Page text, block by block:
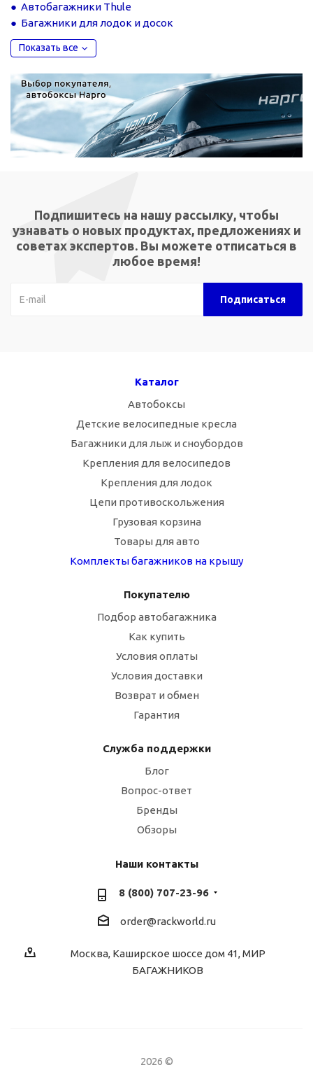
Автобагажники Thule
Багажники для лодок и досок
Показать все
Подпишитесь на нашу рассылку, чтобы
узнавать о новых продуктах, предложениях и
советах экспертов. Вы можете отписаться в
любое время!
Каталог
Автобоксы
Детские велосипедные кресла
Багажники для лыж и сноубордов
Крепления для велосипедов
Крепления для лодок
Цепи противоскольжения
Грузовая корзина
Товары для авто
Комплекты багажников на крышу
Покупателю
Подбор автобагажника
Как купить
Условия оплаты
Условия доставки
Возврат и обмен
Гарантия
Служба поддержки
Блог
Вопрос-ответ
Бренды
Обзоры
Наши контакты
8 (800) 707-23-96
order@rackworld.ru
Москва, Каширское шоссе дом 41, МИР
БАГАЖНИКОВ
2026 ©